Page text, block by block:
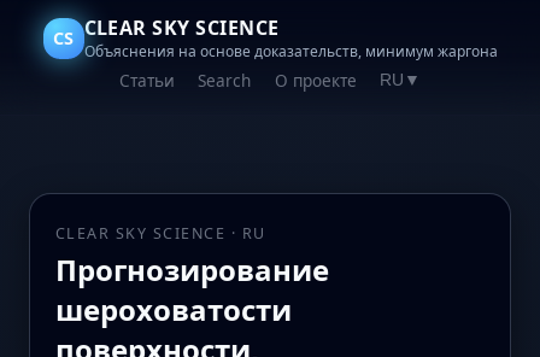
CS CLEAR SKY SCIENCE
Объяснения на основе доказательств, минимум жаргона
Статьи Search О проекте RU ▼
CLEAR SKY SCIENCE · RU
Прогнозирование
шероховатости